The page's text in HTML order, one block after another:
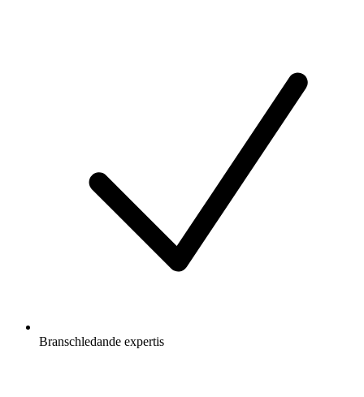
Branschledande expertis